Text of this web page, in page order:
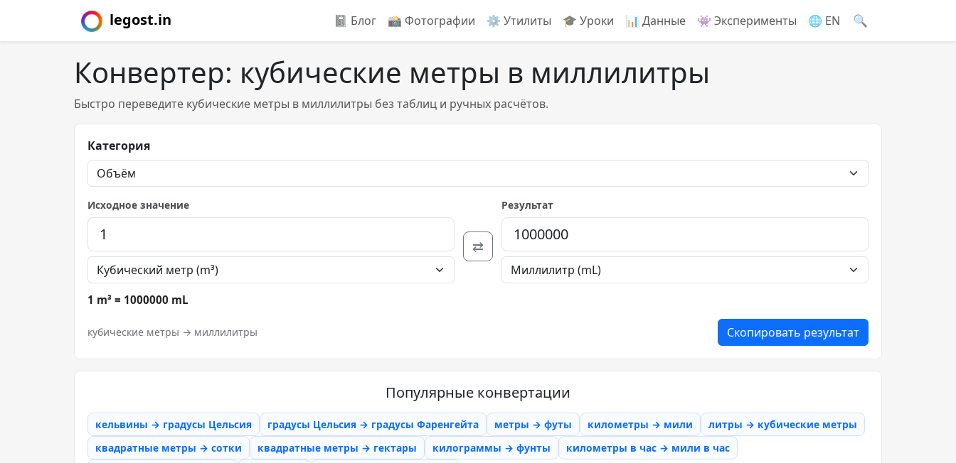
legost.in 🔍
📓 Блог 📸️ Фотографии ⚙️ Утилиты 🎓 Уроки 📊 Данные 👾 Эксперименты 🌐 EN
Конвертер: кубические метры в миллилитры
Быстро переведите кубические метры в миллилитры без таблиц и ручных расчётов.
Категория
Исходное значение
⇄
Результат
1 m³ = 1000000 mL
кубические метры → миллилитры Скопировать результат
Популярные конвертации
кельвины → градусы Цельсия градусы Цельсия → градусы Фаренгейта метры → футы километры → мили
литры → кубические метры
квадратные метры → сотки
квадратные метры → гектары килограммы → фунты
километры в час → мили в час